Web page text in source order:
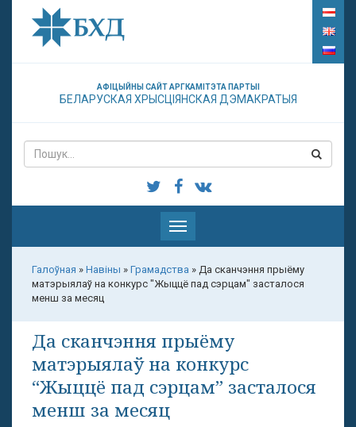
АФІЦЫЙНЫ САЙТ АРГКАМІТЭТА ПАРТЫІ
БЕЛАРУСКАЯ ХРЫСЦІЯНСКАЯ ДЭМАКРАТЫЯ
Паказаць
меню
Галоўная » Навіны » Грамадства » Да сканчэння прыёму
матэрыялаў на конкурс "Жыццё пад сэрцам" засталося
менш за месяц
Да сканчэння прыёму
матэрыялаў на конкурс
“Жыццё пад сэрцам” засталося
менш за месяц